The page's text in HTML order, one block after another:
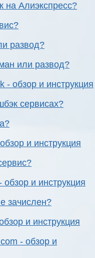
на Алиэкспресс?
развод?
или развод?
- обзор и инструкция
сервисах?
и инструкция
и инструкция
зачислен?
и инструкция
- обзор и